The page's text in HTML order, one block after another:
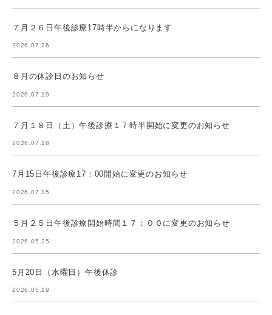
７月２６日午後診療17時半からになります
2026.07.26
８月の休診日のお知らせ
2026.07.19
７月１８日（土）午後診療１７時半開始に変更のお知らせ
2026.07.18
7月15日午後診療17：00開始に変更のお知らせ
2026.07.15
５月２５日午後診療開始時間１７：００に変更のお知らせ
2026.05.25
5月20日（水曜日）午後休診
2026.05.19